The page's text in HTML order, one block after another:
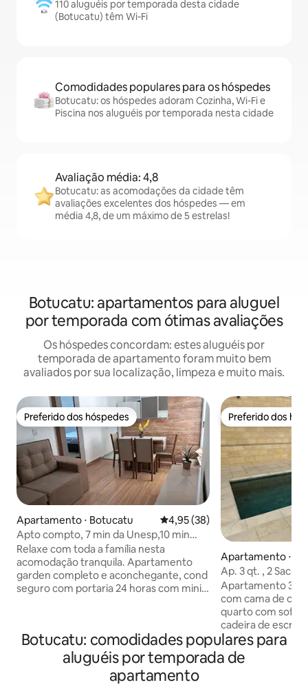
110 aluguéis por temporada desta cidade
(Botucatu) têm Wi-Fi
Comodidades populares para os hóspedes
Botucatu: os hóspedes adoram Cozinha, Wi-Fi e
Piscina nos aluguéis por temporada nesta cidade
Avaliação média: 4,8
Botucatu: as acomodações da cidade têm
avaliações excelentes dos hóspedes — em
média 4,8, de um máximo de 5 estrelas!
Botucatu: apartamentos para aluguel
por temporada com ótimas avaliações
Os hóspedes concordam: estes aluguéis por
temporada de apartamento foram muito bem
avaliados por sua localização, limpeza e muito mais.
Preferido dos hóspedes
Preferido dos hóspedes
Apartamento ⋅ Botucatu 4,95 de uma avaliação média
4,95 (38)
Apto compto, 7 min da Unesp,10 min
centro(Térreo).
Relaxe com toda a família nesta
acomodação tranquila. Apartamento
garden completo e aconchegante, cond
seguro com portaria 24 horas com mini
Fechadura digital para facilitar checkin e
checkout. Apto no terreo ideal para
entrada com bagagens, janelas possuem
grades de segurança para proteção das
Preferido dos
Preferido dos
Apartamento ⋅
Ap. 3 qt. , 2
Cabo 92
Apartamento 3
com cama de
quarto com sofá
cadeira de
office. 1 quartos
pessoas e
condicionado na
Botucatu: comodidades populares para
aluguéis por temporada de
apartamento